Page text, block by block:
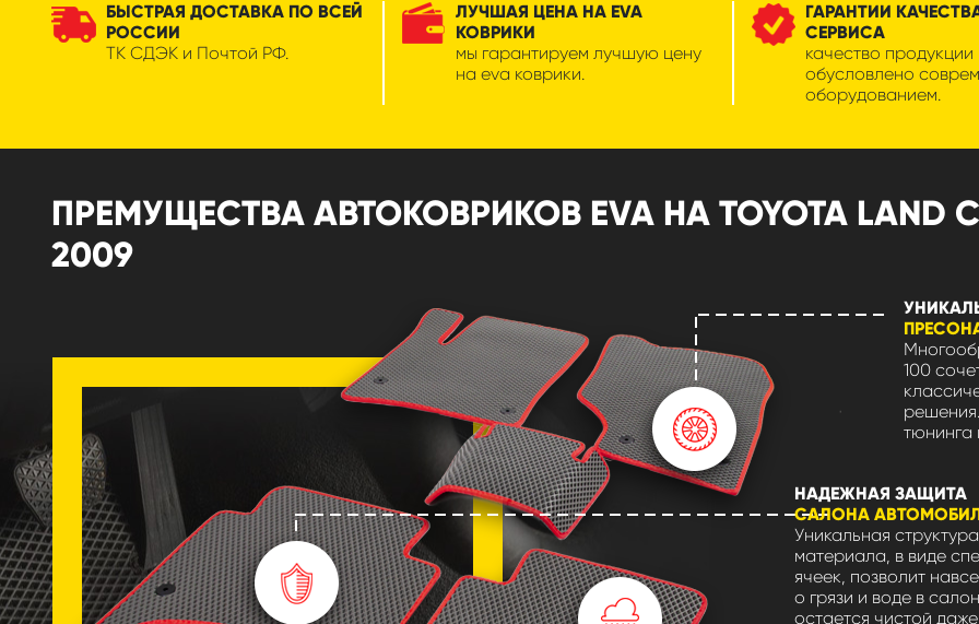
БЫСТРАЯ ДОСТАВКА ПО ВСЕЙ
РОССИИ
ТК СДЭК и Почтой РФ.
ЛУЧШАЯ ЦЕНА НА EVA
КОВРИКИ
мы гарантируем лучшую цену
на eva коврики.
ГАРАНТИИ
СЕРВИСА
качество продукции
обусловлено
оборудованием.
ПРЕМУЩЕСТВА АВТОКОВРИКОВ EVA НА TOYOTA LAND
2009
100
тюнинга
НАДЕЖНАЯ ЗАЩИТА
САЛОНА
Уникальная структура
материала, в виде
ячеек, позволит
о грязи и воде в
остается чистой